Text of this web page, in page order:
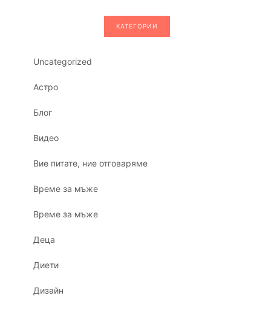
КАТЕГОРИИ
Uncategorized
Астро
Блог
Видео
Вие питате, ние отговаряме
Време за мъже
Време за мъже
Деца
Диети
Дизайн